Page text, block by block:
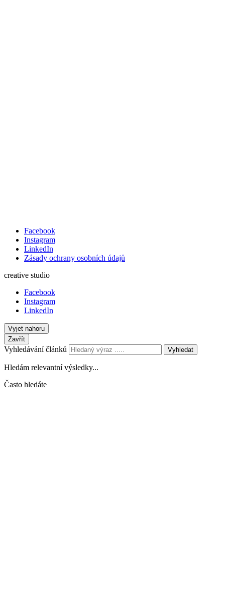
Facebook
Instagram
LinkedIn
Zásady ochrany osobních údajů
creative studio
Facebook
Instagram
LinkedIn
Vyjet nahoru
Zavřít
Vyhledávání článků Vyhledat
Hledám relevantní výsledky...
Často hledáte